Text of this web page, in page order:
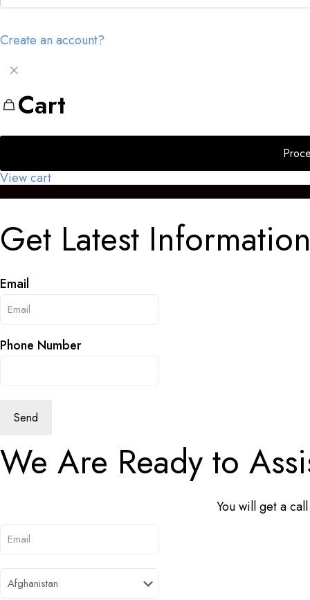
Create an account?
✕
Cart
View cart
Get Latest
Email
Phone Number
Send
We Are Ready to
You will get a